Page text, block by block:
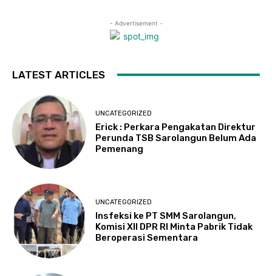
- Advertisement -
LATEST ARTICLES
UNCATEGORIZED
Erick : Perkara Pengakatan Direktur
Perunda TSB Sarolangun Belum Ada
Pemenang
UNCATEGORIZED
Insfeksi ke PT SMM Sarolangun,
Komisi XII DPR RI Minta Pabrik Tidak
Beroperasi Sementara